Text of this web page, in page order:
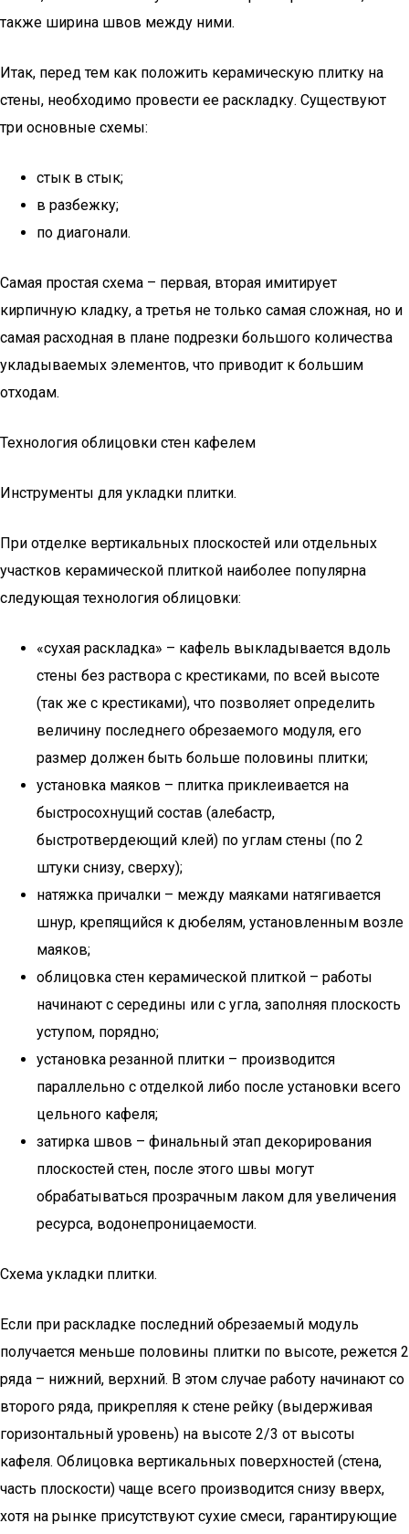
также ширина швов между ними.
Итак, перед тем как положить керамическую плитку на
стены, необходимо провести ее раскладку. Существуют
три основные схемы:
стык в стык;
в разбежку;
по диагонали.
Самая простая схема – первая, вторая имитирует
кирпичную кладку, а третья не только самая сложная, но и
самая расходная в плане подрезки большого количества
укладываемых элементов, что приводит к большим
отходам.
Технология облицовки стен кафелем
Инструменты для укладки плитки.
При отделке вертикальных плоскостей или отдельных
участков керамической плиткой наиболее популярна
следующая технология облицовки:
«сухая раскладка» – кафель выкладывается вдоль
стены без раствора с крестиками, по всей высоте
(так же с крестиками), что позволяет определить
величину последнего обрезаемого модуля, его
размер должен быть больше половины плитки;
установка маяков – плитка приклеивается на
быстросохнущий состав (алебастр,
быстротвердеющий клей) по углам стены (по 2
штуки снизу, сверху);
натяжка причалки – между маяками натягивается
шнур, крепящийся к дюбелям, установленным возле
маяков;
облицовка стен керамической плиткой – работы
начинают с середины или с угла, заполняя плоскость
уступом, порядно;
установка резанной плитки – производится
параллельно с отделкой либо после установки всего
цельного кафеля;
затирка швов – финальный этап декорирования
плоскостей стен, после этого швы могут
обрабатываться прозрачным лаком для увеличения
ресурса, водонепроницаемости.
Схема укладки плитки.
Если при раскладке последний обрезаемый модуль
получается меньше половины плитки по высоте, режется 2
ряда – нижний, верхний. В этом случае работу начинают со
второго ряда, прикрепляя к стене рейку (выдерживая
горизонтальный уровень) на высоте 2/3 от высоты
кафеля. Облицовка вертикальных поверхностей (стена,
часть плоскости) чаще всего производится снизу вверх,
хотя на рынке присутствуют сухие смеси, гарантирующие